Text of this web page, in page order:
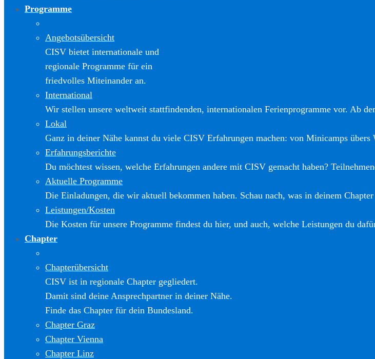
Programme
Angebotsübersicht
CISV bietet internationale und
regionale Programme für ein
friedvolles Miteinander an.
International
Wir stellen unsere weltweit stattfindenden, internationalen Ferienprogramme vor. Ab
Lokal
Ganz in deiner Nähe kannst du viele CISV Erfahrungen machen: von Minicamps
Erfahrungsberichte
Du möchtest wissen, welche Erfahrungen andere mit CISV gemacht haben?
Aktuelle Programme
Die Einladungen, die wir aktuell bekommen haben. Schau nach, was in deinem
Leistungen/Kosten
Die Kosten für unsere Programme findest du hier, und auch, welche Leistungen du
Chapter
Chapterübersicht
CISV ist in regionale Chapter gegliedert.
Damit sind deine Ansprechpartner in deiner Nähe.
Finde das Chapter für dein Bundesland.
Chapter Graz
Chapter Vienna
Chapter Linz